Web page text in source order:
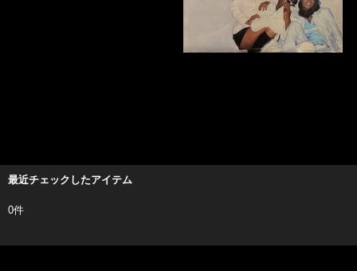
最近チェックしたアイテム
0件